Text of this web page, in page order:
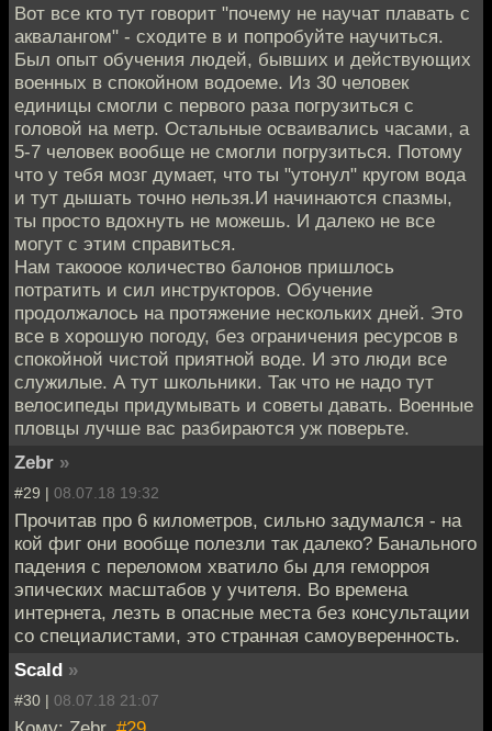
Вот все кто тут говорит "почему не научат плавать с
аквалангом" - сходите в и попробуйте научиться.
Был опыт обучения людей, бывших и действующих
военных в спокойном водоеме. Из 30 человек
единицы смогли с первого раза погрузиться с
головой на метр. Остальные осваивались часами, а
5-7 человек вообще не смогли погрузиться. Потому
что у тебя мозг думает, что ты "утонул" кругом вода
и тут дышать точно нельзя.И начинаются спазмы,
ты просто вдохнуть не можешь. И далеко не все
могут с этим справиться.
Нам такооое количество балонов пришлось
потратить и сил инструкторов. Обучение
продолжалось на протяжение нескольких дней. Это
все в хорошую погоду, без ограничения ресурсов в
спокойной чистой приятной воде. И это люди все
служилые. А тут школьники. Так что не надо тут
велосипеды придумывать и советы давать. Военные
пловцы лучше вас разбираются уж поверьте.
Zebr »
#29 | 08.07.18 19:32
Прочитав про 6 километров, сильно задумался - на
кой фиг они вообще полезли так далеко? Банального
падения с переломом хватило бы для геморроя
эпических масштабов у учителя. Во времена
интернета, лезть в опасные места без консультации
со специалистами, это странная самоуверенность.
Scald »
#30 | 08.07.18 21:07